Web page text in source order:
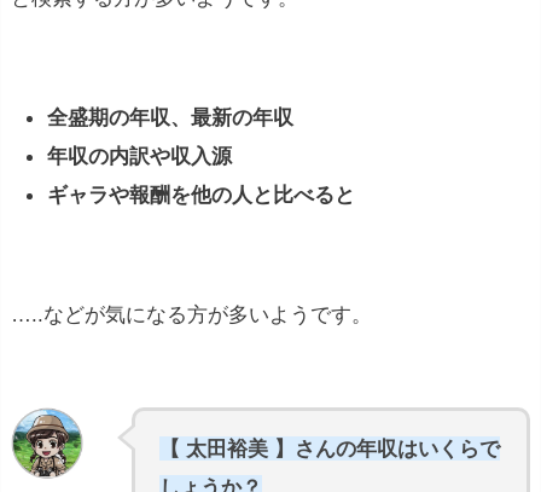
全盛期の年収、最新の年収
年収の内訳や収入源
ギャラや報酬を他の人と比べると
…..などが気になる方が多いようです。
【 太田裕美 】さんの年収はいくらで